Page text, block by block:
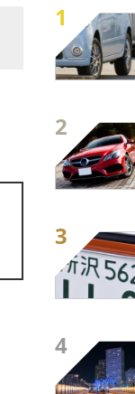
1
2
3
4